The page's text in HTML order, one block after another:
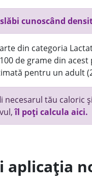
cunoscând
din categoria
de grame din
pentru un adult
necesarul tău caloric
îl poți calcula aici.
aplicația